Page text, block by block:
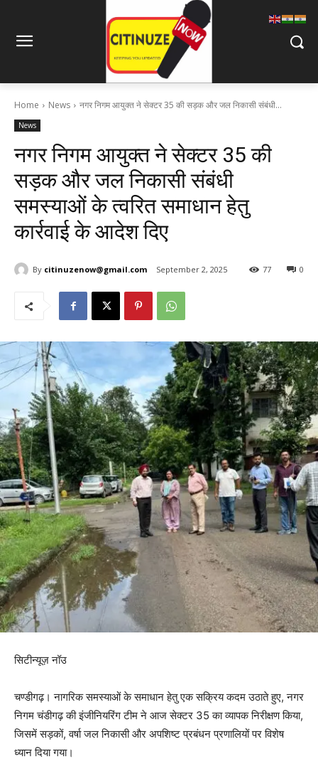
Home News नगर निगम आयुक्त ने सेक्टर 35 की सड़क और जल निकासी संबंधी...
News
नगर निगम आयुक्त ने सेक्टर 35 की
सड़क और जल निकासी संबंधी
समस्याओं के त्वरित समाधान हेतु
कार्रवाई के आदेश दिए
By citinuzenow@gmail.com September 2, 2025 0
77
सिटीन्यूज़ नॉउ
चण्डीगढ़। नागरिक समस्याओं के समाधान हेतु एक सक्रिय कदम उठाते हुए, नगर
निगम चंडीगढ़ की इंजीनियरिंग टीम ने आज सेक्टर 35 का व्यापक निरीक्षण किया,
जिसमें सड़कों, वर्षा जल निकासी और अपशिष्ट प्रबंधन प्रणालियों पर विशेष
ध्यान दिया गया।